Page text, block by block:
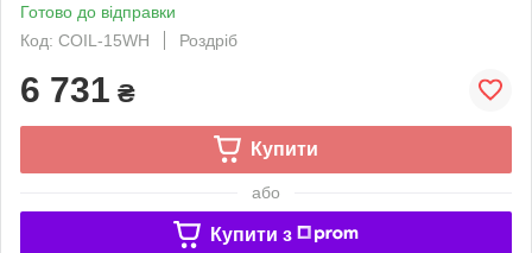
Готово до відправки
Код: COIL-15WH
Роздріб
6 731 ₴
Купити
або
Купити з